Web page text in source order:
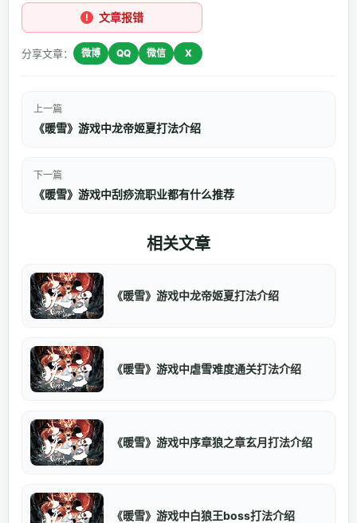
文章报错
分享文章： 微博 QQ 微信 X
上一篇
《暖雪》游戏中龙帝姬夏打法介绍
下一篇
《暖雪》游戏中刮痧流职业都有什么推荐
相关文章
《暖雪》游戏中龙帝姬夏打法介绍
《暖雪》游戏中虐雪难度通关打法介绍
《暖雪》游戏中序章狼之章玄月打法介绍
《暖雪》游戏中白狼王boss打法介绍